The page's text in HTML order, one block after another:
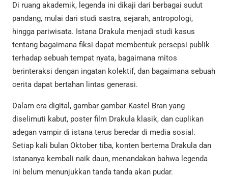
Di ruang akademik, legenda ini dikaji dari berbagai sudut
pandang, mulai dari studi sastra, sejarah, antropologi,
hingga pariwisata. Istana Drakula menjadi studi kasus
tentang bagaimana fiksi dapat membentuk persepsi publik
terhadap sebuah tempat nyata, bagaimana mitos
berinteraksi dengan ingatan kolektif, dan bagaimana sebuah
cerita dapat bertahan lintas generasi.
Dalam era digital, gambar gambar Kastel Bran yang
diselimuti kabut, poster film Drakula klasik, dan cuplikan
adegan vampir di istana terus beredar di media sosial.
Setiap kali bulan Oktober tiba, konten bertema Drakula dan
istananya kembali naik daun, menandakan bahwa legenda
ini belum menunjukkan tanda tanda akan pudar.